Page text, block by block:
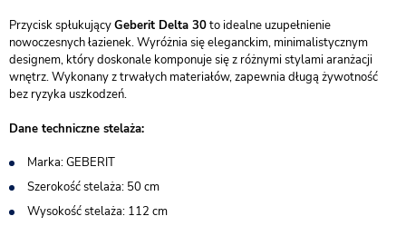
Przycisk spłukującyGeberit Delta 30to idealne uzupełnienie
nowoczesnych łazienek. Wyróżnia się eleganckim, minimalistycznym
designem, który doskonale komponuje się z różnymi stylami aranżacji
wnętrz. Wykonany z trwałych materiałów, zapewnia długą żywotność
bez ryzyka uszkodzeń.
Dane techniczne stelaża:
Marka: GEBERIT
Szerokość stelaża: 50 cm
Wysokość stelaża: 112 cm